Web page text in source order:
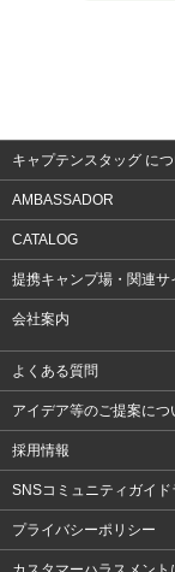
キャプテンスタッグ に
AMBASSADOR
CATALOG
提携キャンプ場・関連サ
会社案内
よくある質問
アイデア等のご提案につ
採用情報
SNSコミュニティガイド
プライバシーポリシー